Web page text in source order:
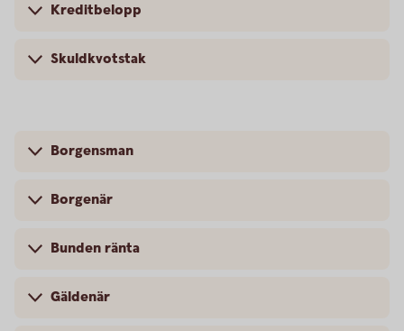
Kreditbelopp
Skuldkvotstak
Borgensman
Borgenär
Bunden ränta
Gäldenär